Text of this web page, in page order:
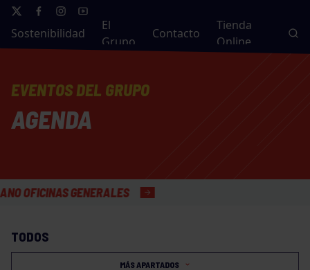
Sostenibilidad
El
Grupo
Contacto
Tienda
Online
EVENTOS DEL GRUPO
AGENDA
GENERALES
TODOS
MÁS APARTADOS